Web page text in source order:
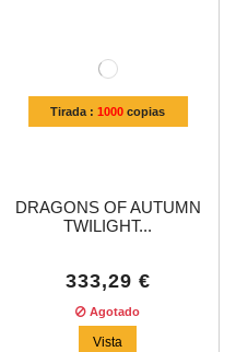
Tirada :1000 copias
DRAGONS OF AUTUMN
TWILIGHT...
333,29 €
Agotado
Vista